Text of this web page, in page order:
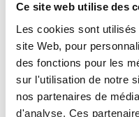
Ce site web utilise des
Les cookies sont
site Web, pour
des fonctions pour les
sur l'utilisation de notre
nos partenaires de
d'analyse. Ces
filtres VMC de fairair
dans votre
de chaleur. Consultez
votre filtre pour
récupération de
faire unpetit
votre système de